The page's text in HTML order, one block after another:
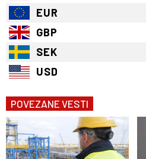
EUR
GBP
SEK
USD
POVEZANE VESTI